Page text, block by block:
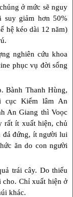
ở mức sẽ nguy
suy giảm hơn 50%
hệ kéo dài 12 năm)
nghiên cứu khoa
phục vụ đời sống
Bành Thanh Hùng,
cục Kiểm lâm An
An Giang thì Voọc
rất ít xuất hiện, chủ
đá đứng, ít người lui
ăn do con người
trái cây. Do thiếu
cho. Chỉ xuất hiện ở
khác.